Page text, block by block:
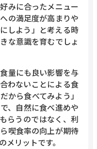
みに合ったメニュー
の満足度が高まりや
しよう」と考える時
な意識を育むでしょ
量にも良い影響を与
わないことによる食
から食べてみよう」
、自然に食べ進めや
らうのではなく、利
喫食率の向上が期待
リットです。